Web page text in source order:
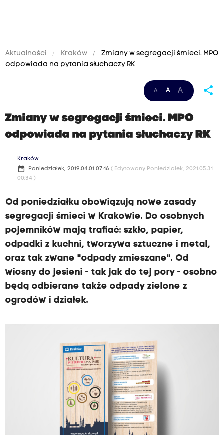
Aktualności Kraków
Zmiany w segregacji śmieci. MPO
odpowiada na pytania słuchaczy RK
A A A share
Zmiany w segregacji śmieci. MPO
odpowiada na pytania słuchaczy RK
Kraków
date_range Poniedziałek, 2019.04.01 07:16 ( Edytowany Poniedziałek, 2021.05.31
00:34 )
Od poniedziałku obowiązują nowe zasady
segregacji śmieci w Krakowie. Do osobnych
pojemników mają trafiać: szkło, papier,
odpadki z kuchni, tworzywa sztuczne i metal,
oraz tak zwane "odpady zmieszane". Od
wiosny do jesieni - tak jak do tej pory - osobno
będą odbierane także odpady zielone z
ogrodów i działek.